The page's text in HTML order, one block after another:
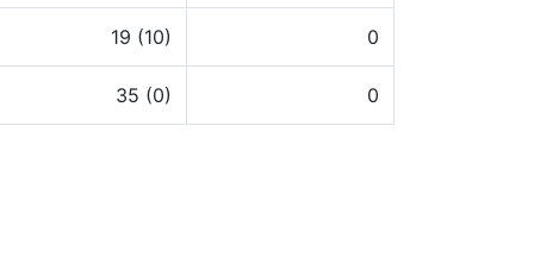
19 (10) 0
35 (0) 0